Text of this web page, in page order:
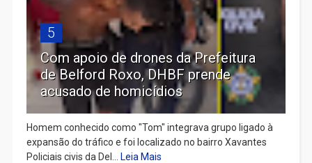
5
Com apoio de drones da Prefeitura
de Belford Roxo, DHBF prende
acusado de homicídios
Homem conhecido como "Tom" integrava grupo ligado à
expansão do tráfico e foi localizado no bairro Xavantes
Policiais civis da Del...
Leia Mais